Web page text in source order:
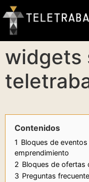
widgets
Contenidos
1 Bloques de
emprendimiento
2 Bloques de ofertas
3 Preguntas